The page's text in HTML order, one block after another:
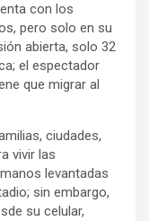
con los
pero solo en su
abierta, solo 32
el espectador
que migrar al
ciudades,
vivir las
levantadas
sin embargo,
su celular,